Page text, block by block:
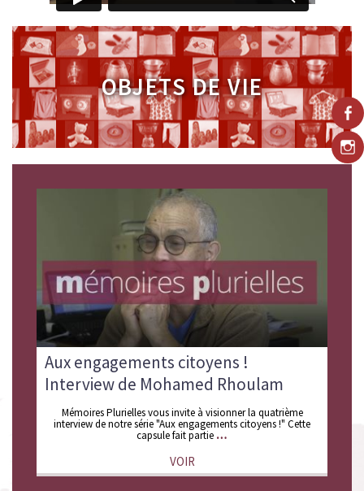
OBJETSDE VIE
Aux engagements citoyens !
Interview de Mohamed Rhoulam
Mémoires Plurielles vous invite à visionner la quatrième
interview de notre série "Aux engagements citoyens !" Cette
capsule fait partie
VOIR